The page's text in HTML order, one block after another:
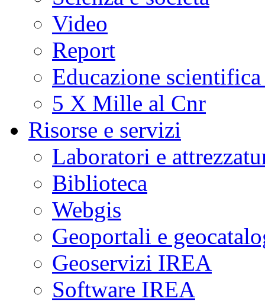
Video
Report
Educazione
5 X Mille al Cnr
Risorse e servizi
Laboratori e
Biblioteca
Webgis
Geoportali e
Geoservizi IREA
Software IREA